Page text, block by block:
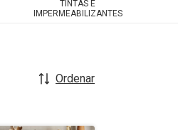
TINTAS E
IMPERMEABILIZANTES
Ordenar